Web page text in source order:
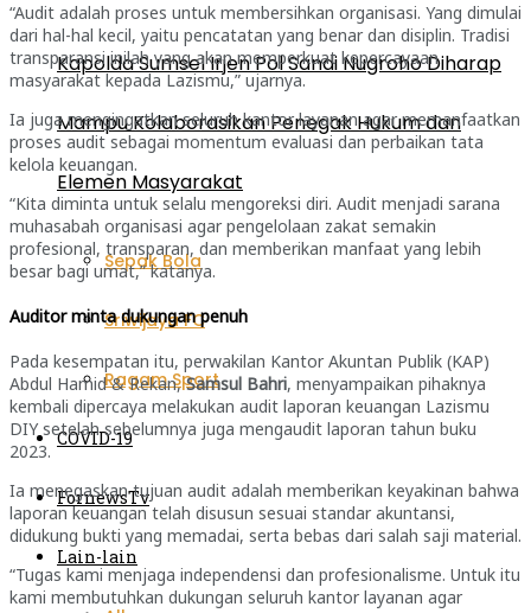
Kapolda Sumsel Irjen Pol Sandi Nugroho Diharap
Mampu Kolaborasikan Penegak Hukum dan
Elemen Masyarakat
Sepak Bola
Sriwijaya FC
Ragam Sport
COVID-19
FornewsTv
Lain-lain
“Audit adalah proses untuk membersihkan organisasi. Yang dimulai
dari hal-hal kecil, yaitu pencatatan yang benar dan disiplin. Tradisi
transparansi inilah yang akan memperkuat kepercayaan
masyarakat kepada Lazismu,” ujarnya.
Ia juga mengingatkan seluruh kantor layanan agar memanfaatkan
proses audit sebagai momentum evaluasi dan perbaikan tata
kelola keuangan.
“Kita diminta untuk selalu mengoreksi diri. Audit menjadi sarana
muhasabah organisasi agar pengelolaan zakat semakin
profesional, transparan, dan memberikan manfaat yang lebih
besar bagi umat,” katanya.
Auditor minta dukungan penuh
Pada kesempatan itu, perwakilan Kantor Akuntan Publik (KAP)
Abdul Hamid & Rekan,Samsul Bahri, menyampaikan pihaknya
kembali dipercaya melakukan audit laporan keuangan Lazismu
DIY setelah sebelumnya juga mengaudit laporan tahun buku
2023.
Ia menegaskan tujuan audit adalah memberikan keyakinan bahwa
laporan keuangan telah disusun sesuai standar akuntansi,
didukung bukti yang memadai, serta bebas dari salah saji material.
“Tugas kami menjaga independensi dan profesionalisme. Untuk itu
kami membutuhkan dukungan seluruh kantor layanan agar